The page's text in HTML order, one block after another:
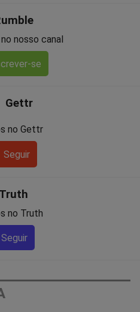
nosso canal
se
Gettr
no Gettr
Seguir
Truth
no Truth
Seguir